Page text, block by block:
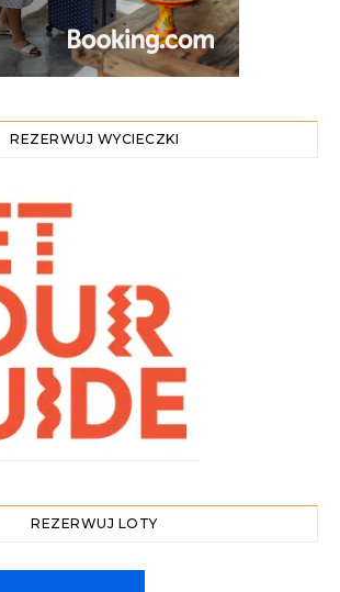
REZERWUJ WYCIECZKI
REZERWUJ LOTY